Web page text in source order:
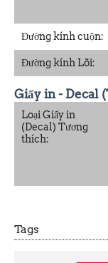
Đường kính cuộn:
Đường kính Lõi:
Giấy in - Decal
Loại Giấy in
(Decal) Tương
thích:
Tags